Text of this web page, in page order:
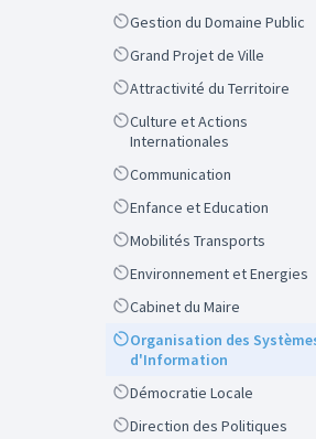
ScopeGestion du Domaine Public
ScopeGrand Projet de Ville
ScopeAttractivité du Territoire
Scope
Culture et Actions
Internationales
ScopeCommunication
ScopeEnfance et Education
ScopeMobilités Transports
ScopeEnvironnement et Energies
ScopeCabinet du Maire
Scope
Organisation des Systèmes
d'Information
ScopeDémocratie Locale
Scope
Direction des Politiques